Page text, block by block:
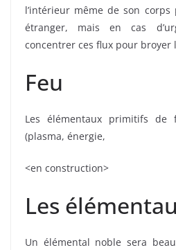
l’intérieur même de son
étranger, mais en cas
concentrer ces flux pour broyer
Feu
Les élémentaux primitifs
(plasma, énergie,
<en construction>
Les
Un élémental noble sera